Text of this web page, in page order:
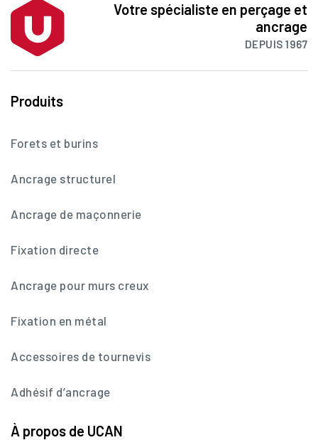
Votre spécialiste en perçage et
ancrage
DEPUIS 1967
Produits
Forets et burins
Ancrage structurel
Ancrage de maçonnerie
Fixation directe
Ancrage pour murs creux
Fixation en métal
Accessoires de tournevis
Adhésif d’ancrage
À propos de UCAN